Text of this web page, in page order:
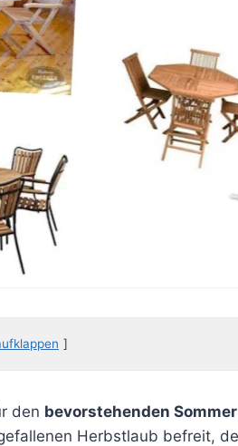
den bevorstehenden Sommer
Herbstlaub befreit,